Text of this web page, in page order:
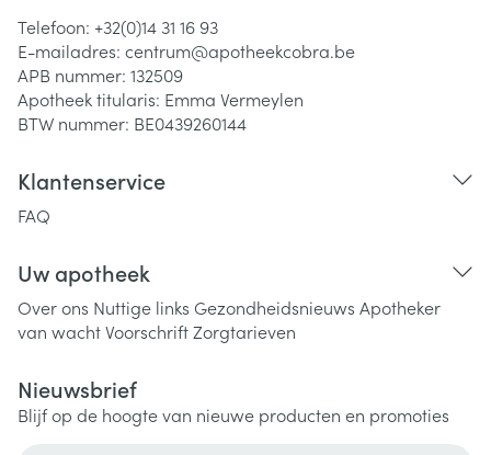
Telefoon: +32(0)14 31 16 93
E-mailadres: centrum@apotheekcobra.be
APB nummer: 132509
Apotheek titularis: Emma Vermeylen
BTW nummer: BE0439260144
Klantenservice
FAQ
Uw apotheek
Over ons Nuttige links Gezondheidsnieuws Apotheker
van wachtVoorschriftZorgtarieven
Nieuwsbrief
Blijf op de hoogte van nieuwe producten en promoties